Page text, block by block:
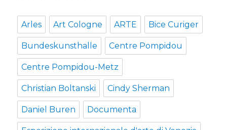
Arles Art Cologne ARTE Bice Curiger
Bundeskunsthalle Centre Pompidou
Centre Pompidou-Metz
Christian Boltanski Cindy Sherman
Daniel Buren Documenta